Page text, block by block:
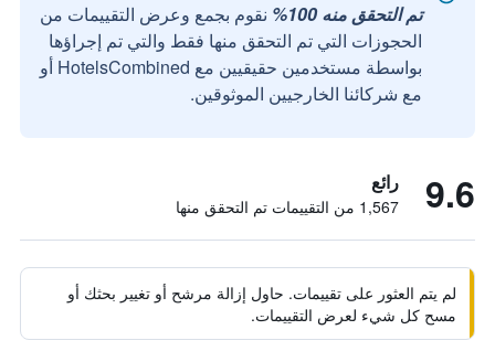
تم التحقق منه 100%
نقوم بجمع وعرض التقييمات من
الحجوزات التي تم التحقق منها فقط والتي تم إجراؤها
بواسطة مستخدمين حقيقيين مع HotelsCombined أو
مع شركائنا الخارجيين الموثوقين.
9.6 رائع
1,567 من التقييمات تم التحقق منها
لم يتم العثور على تقييمات. حاول إزالة مرشح أو تغيير بحثك أو
مسح كل شيء لعرض التقييمات.